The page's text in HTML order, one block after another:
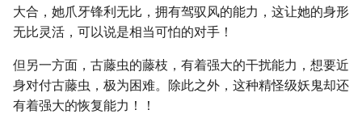
大合，她爪牙锋利无比，拥有驾驭风的能力，这让她的身形
无比灵活，可以说是相当可怕的对手！
但另一方面，古藤虫的藤枝，有着强大的干扰能力，想要近
身对付古藤虫，极为困难。除此之外，这种精怪级妖鬼却还
有着强大的恢复能力！！